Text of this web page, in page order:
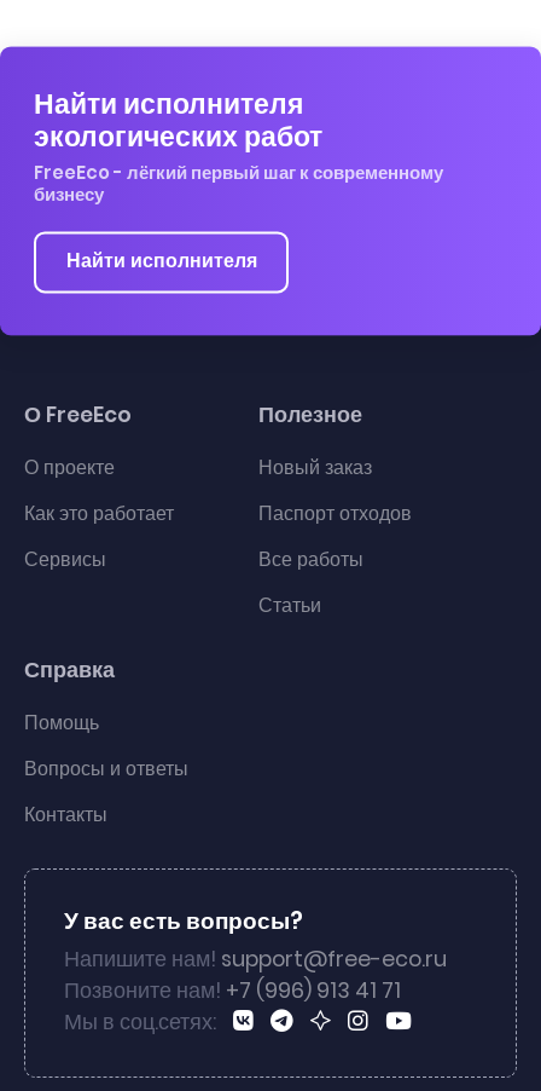
Найти исполнителя
экологических работ
FreeEco - лёгкий первый шаг к современному
бизнесу
Найти исполнителя
О FreeEco
О проекте
Как это работает
Сервисы
Полезное
Новый заказ
Паспорт отходов
Все работы
Статьи
Справка
Помощь
Вопросы и ответы
Контакты
У вас есть вопросы?
Напишите нам! support@free-eco.ru
Позвоните нам! +7 (996) 913 41 71
Мы в соц.сетях: